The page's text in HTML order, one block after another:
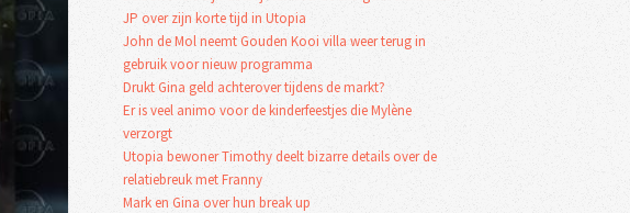
JP over zijn korte tijd in Utopia
John de Mol neemt Gouden Kooi villa weer terug in
gebruik voor nieuw programma
Drukt Gina geld achterover tijdens de markt?
Er is veel animo voor de kinderfeestjes die Mylène
verzorgt
Utopia bewoner Timothy deelt bizarre details over de
relatiebreuk met Franny
Mark en Gina over hun break up